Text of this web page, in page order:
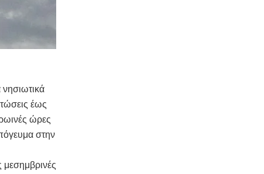
νησιωτικά
έως
ώρες
στην
μεσημβρινές